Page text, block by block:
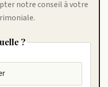
notre conseil à votre
?